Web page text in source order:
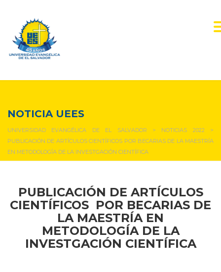
NOTICIA UEES
UNIVERSIDAD EVANGÉLICA DE EL SALVADOR > NOTICIAS 2022>
PUBLICACIÓN DE ARTÍCULOS CIENTÍFICOS POR BECARIAS DE LA MAESTRÍA
EN METODOLOGÍA DE LA INVESTGACIÓN CIENTÍFICA
PUBLICACIÓN DE ARTÍCULOS
CIENTÍFICOS POR BECARIAS DE
LA MAESTRÍA EN
METODOLOGÍA DE LA
INVESTGACIÓN CIENTÍFICA